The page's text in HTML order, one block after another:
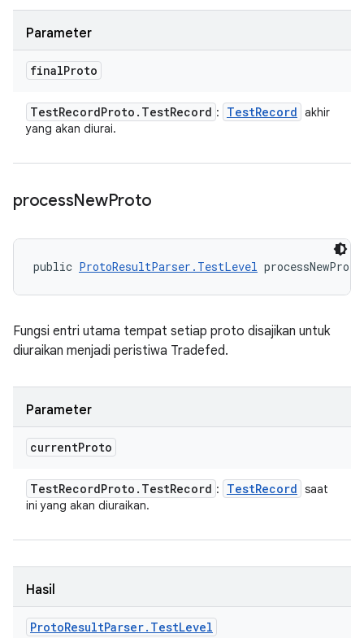
Parameter
finalProto
TestRecordProto . TestRecord : TestRecord akhir
yang akan diurai.
processNewProto
public ProtoResultParser.TestLevel
Fungsi entri utama tempat setiap proto disajikan untuk
diuraikan menjadi peristiwa Tradefed.
Parameter
currentProto
TestRecordProto . TestRecord : TestRecord saat
ini yang akan diuraikan.
Hasil
ProtoResultParser. TestLevel